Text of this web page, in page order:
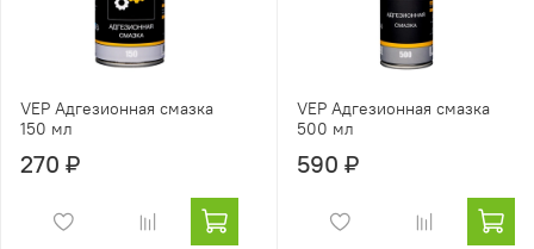
VEP Адгезионная смазка
150 мл
270 ₽
VEP Адгезионная смазка
500 мл
590 ₽